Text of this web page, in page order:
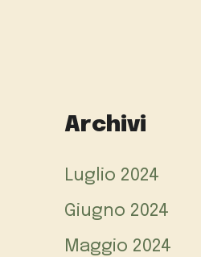
Archivi
Luglio 2024
Giugno 2024
Maggio 2024